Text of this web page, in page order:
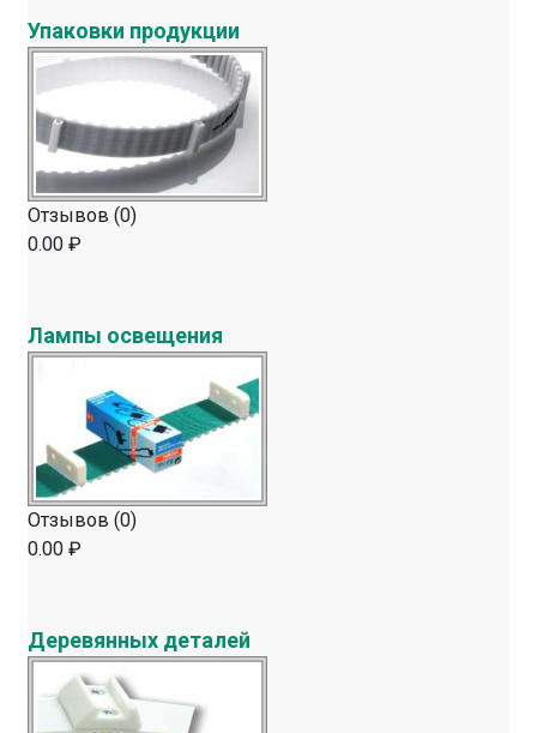
Упаковки продукции
Отзывов (0)
0.00 ₽
Лампы освещения
Отзывов (0)
0.00 ₽
Деревянных деталей